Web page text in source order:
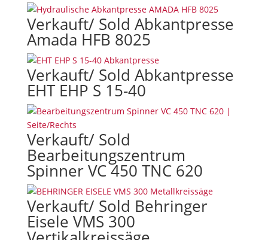
Verkauft/ Sold Abkantpresse
Amada HFB 8025
Verkauft/ Sold Abkantpresse
EHT EHP S 15-40
Verkauft/ Sold
Bearbeitungszentrum
Spinner VC 450 TNC 620
Verkauft/ Sold Behringer
Eisele VMS 300